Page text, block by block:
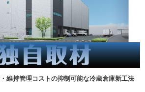
維持管理コストの抑制可能な冷蔵倉庫新工法